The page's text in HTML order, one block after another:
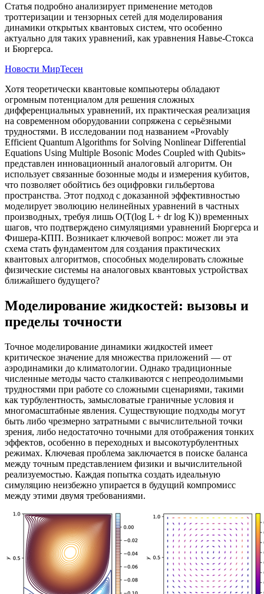
Статья подробно анализирует применение методов
троттеризации и тензорных сетей для моделирования
динамики открытых квантовых систем, что особенно
актуально для таких уравнений, как уравнения Навье-Стокса
и Бюргерса.
Новости МирТесен
Хотя теоретически квантовые компьютеры обладают
огромным потенциалом для решения сложных
дифференциальных уравнений, их практическая реализация
на современном оборудовании сопряжена с серьёзными
трудностями. В исследовании под названием «Provably
Efficient Quantum Algorithms for Solving Nonlinear Differential
Equations Using Multiple Bosonic Modes Coupled with Qubits»
представлен инновационный аналоговый алгоритм. Он
использует связанные бозонные моды и измерения кубитов,
что позволяет обойтись без оцифровки гильбертова
пространства. Этот подход с доказанной эффективностью
моделирует эволюцию нелинейных уравнений в частных
производных, требуя лишь O(T(log L + dr log K)) временных
шагов, что подтверждено симуляциями уравнений Бюргерса и
Фишера-КПП. Возникает ключевой вопрос: может ли эта
схема стать фундаментом для создания практических
квантовых алгоритмов, способных моделировать сложные
физические системы на аналоговых квантовых устройствах
ближайшего будущего?
Моделирование жидкостей: вызовы и
пределы точности
Точное моделирование динамики жидкостей имеет
критическое значение для множества приложений — от
аэродинамики до климатологии. Однако традиционные
численные методы часто сталкиваются с непреодолимыми
трудностями при работе со сложными сценариями, такими
как турбулентность, замысловатые граничные условия и
многомасштабные явления. Существующие подходы могут
быть либо чрезмерно затратными с вычислительной точки
зрения, либо недостаточно точными для отображения тонких
эффектов, особенно в переходных и высокотурбулентных
режимах. Ключевая проблема заключается в поиске баланса
между точным представлением физики и вычислительной
реализуемостью. Каждая попытка создать идеальную
симуляцию неизбежно упирается в будущий компромисс
между этими двумя требованиями.